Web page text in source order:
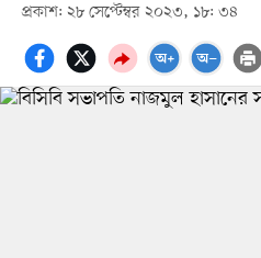
প্রকাশ: ২৮ সেপ্টেম্বর ২০২৩, ১৮: ৩৪